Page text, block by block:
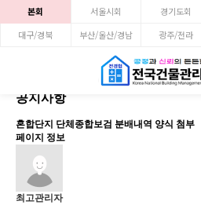
본회 서울시회 경기도회
대구/경북
부산/울산/경남 광주/전라
공지사항
혼합단지 단체종합보검 분배내역 양식 첨부
페이지 정보
최고관리자